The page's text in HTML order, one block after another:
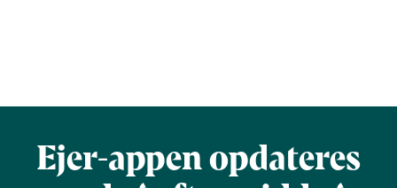
Ejer-appen opdateres